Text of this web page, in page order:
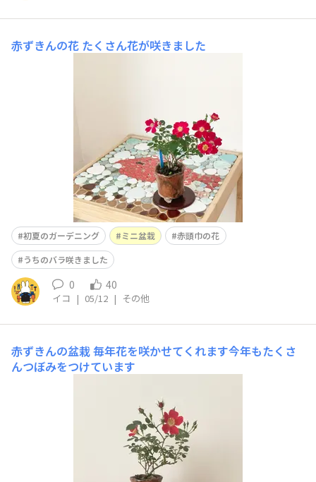
赤ずきんの花 たくさん花が咲きました
初夏のガーデニング ミニ盆栽
赤頭巾の花
うちのバラ咲きました
0 40
イコ | 05/12 | その他
赤ずきんの盆栽毎年花を咲かせてくれます今年もたくさ
んつぼみをつけています